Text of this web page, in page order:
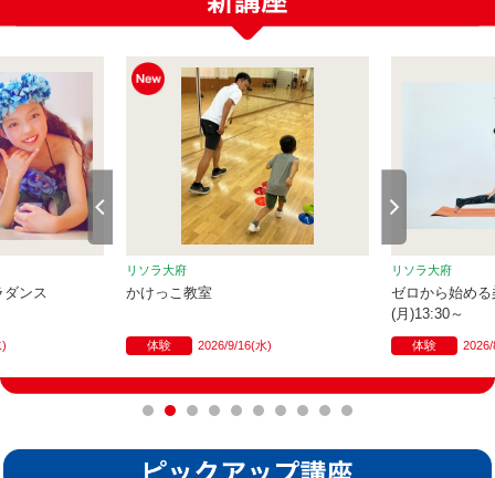
ンス
リソラ大府
かけっこ教室
体験 2026/9/16(水)
リソラ大府
ゼロから始め
(月)13:30～
体験